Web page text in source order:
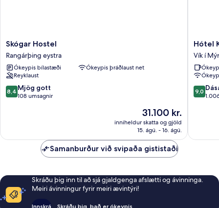
Skógar
Hostel
Rangárþing
eystra
Skógar Hostel
Rangárþing eystra
Ókeypis bílastæði
Ókeypis þráðlaust net
Reyklaust
8.4
af
umsagnir
8,4 Mjög gott
108 umsagnir
Verðið
er
31.100 kr.
31.100 kr.
inniheldur skatta og gjöld
15. ágú. - 16. ágú.
Hótel
Katla
by
Vík
í
Mýrdal
Hótel
Vík í
9.0
af
9,0
Samanburður við svipaða gististaði
Skráðu þig inn til að sjá gjaldgenga afslætti og ávinninga.
Meiri ávinningur fyrir meiri ævintýri!
Innskrá Skráðu þig, það er ókeypis